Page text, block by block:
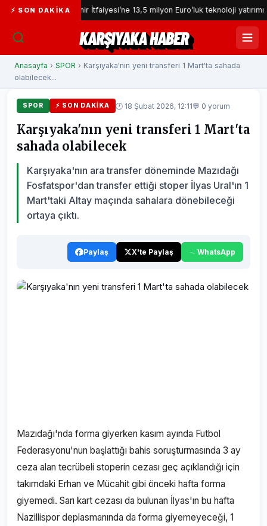
⚡ SON DAKIKA
İzmir İtfaiyesi’ne 13,5 milyon Euro’luk teknoloji yatırımı
KARŞIYAKA HABER
Anasayfa › SPOR › Karşıyaka'nın yeni transferi 1 Mart'ta sahada
olabilecek...
SPOR ⚡ SON DAKIKA 🕐 18 Şubat 2026, 12:11💬 0 yorum
Karşıyaka'nın yeni transferi 1 Mart'ta
sahada olabilecek
Karşıyaka'nın ara transfer döneminde Mazıdağı
Fosfatspor'dan transfer ettiği stoper İlyas Ural'ın 1
Mart'taki Altay maçında sahalara dönebileceği
ortaya çıktı.
Paylaş X'te Paylaş WhatsApp
Mazıdağı'nda forma giyerken kasım ayında Futbol
Federasyonu'nun başlattığı bahis soruşturmasında 3 ay
ceza alan tecrübeli stoperin cezası geç açıklandığı için
takımdaki Erhan ve Mücahit gibi önceki hafta forma
giyemedi. Sarı kart cezası da bulunan İlyas'ın bu hafta
Nazillispor deplasmanında da forma giyemeyeceği, 1